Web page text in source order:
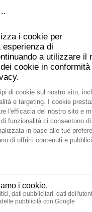
Casselèvres, 31790
su :
GB